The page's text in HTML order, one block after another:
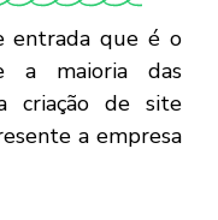
entrada que é o
a maioria das
criação de site
a empresa